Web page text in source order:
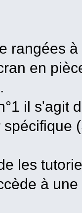
rangées
en
il s'agit
les
à